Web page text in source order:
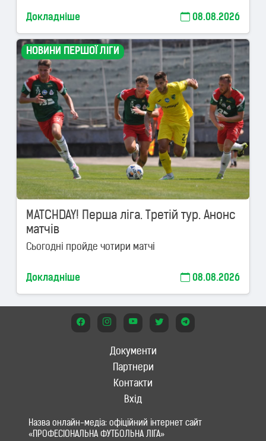
Докладніше 08.08.2026
НОВИНИ ПЕРШОЇ ЛІГИ
MATCHDAY! Перша ліга. Третій тур. Анонс
матчів
Сьогодні пройде чотири матчі
Докладніше 08.08.2026
Документи
Партнери
Контакти
Вхід
Назва онлайн-медіа: офіційний інтернет сайт
«ПРОФЕСІОНАЛЬНА ФУТБОЛЬНА ЛІГА»